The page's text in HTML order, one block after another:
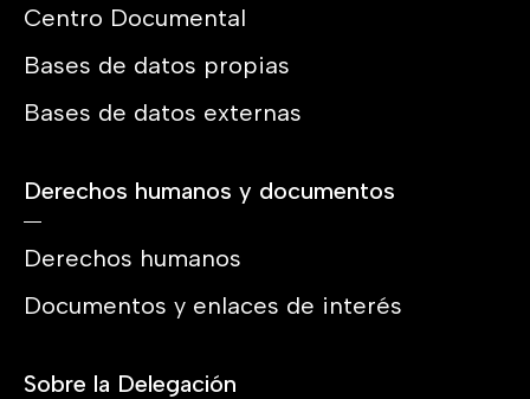
Centro Documental
Bases de datos propias
Bases de datos externas
Derechos humanos y documentos
Derechos humanos
Documentos y enlaces de interés
Sobre la Delegación